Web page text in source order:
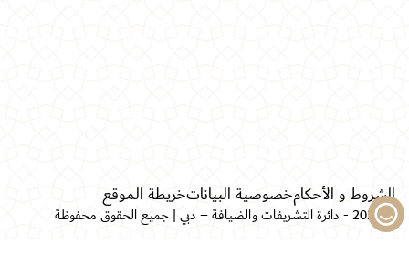
الشروط و الأحكامخصوصية البياناتخريطة الموقع
© 2026 - دائرة التشريفات والضيافة – دبي | جميع الحقوق محفوظة